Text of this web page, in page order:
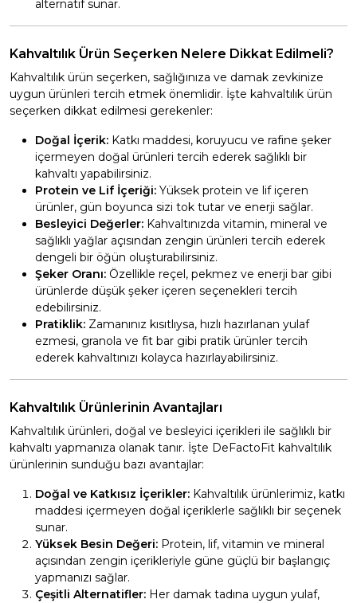
alternatif sunar.
Kahvaltılık Ürün Seçerken Nelere Dikkat Edilmeli?
Kahvaltılık ürün seçerken, sağlığınıza ve damak zevkinize
uygun ürünleri tercih etmek önemlidir. İşte kahvaltılık ürün
seçerken dikkat edilmesi gerekenler:
Doğal İçerik: Katkı maddesi, koruyucu ve rafine şeker
içermeyen doğal ürünleri tercih ederek sağlıklı bir
kahvaltı yapabilirsiniz.
Protein ve Lif İçeriği: Yüksek protein ve lif içeren
ürünler, gün boyunca sizi tok tutar ve enerji sağlar.
Besleyici Değerler: Kahvaltınızda vitamin, mineral ve
sağlıklı yağlar açısından zengin ürünleri tercih ederek
dengeli bir öğün oluşturabilirsiniz.
Şeker Oranı: Özellikle reçel, pekmez ve enerji bar gibi
ürünlerde düşük şeker içeren seçenekleri tercih
edebilirsiniz.
Pratiklik: Zamanınız kısıtlıysa, hızlı hazırlanan yulaf
ezmesi, granola ve fit bar gibi pratik ürünler tercih
ederek kahvaltınızı kolayca hazırlayabilirsiniz.
Kahvaltılık Ürünlerinin Avantajları
Kahvaltılık ürünleri, doğal ve besleyici içerikleri ile sağlıklı bir
kahvaltı yapmanıza olanak tanır. İşte DeFactoFit kahvaltılık
ürünlerinin sunduğu bazı avantajlar:
Doğal ve Katkısız İçerikler: Kahvaltılık ürünlerimiz, katkı
maddesi içermeyen doğal içeriklerle sağlıklı bir seçenek
sunar.
Yüksek Besin Değeri: Protein, lif, vitamin ve mineral
açısından zengin içerikleriyle güne güçlü bir başlangıç
yapmanızı sağlar.
Çeşitli Alternatifler: Her damak tadına uygun yulaf,